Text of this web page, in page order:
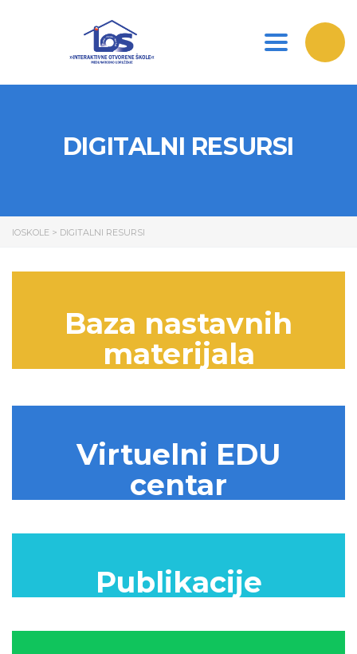
Toggle
DIGITALNI RESURSI
IOSKOLE > DIGITALNI RESURSI
Baza nastavnih
materijala
Virtuelni EDU
centar
Publikacije